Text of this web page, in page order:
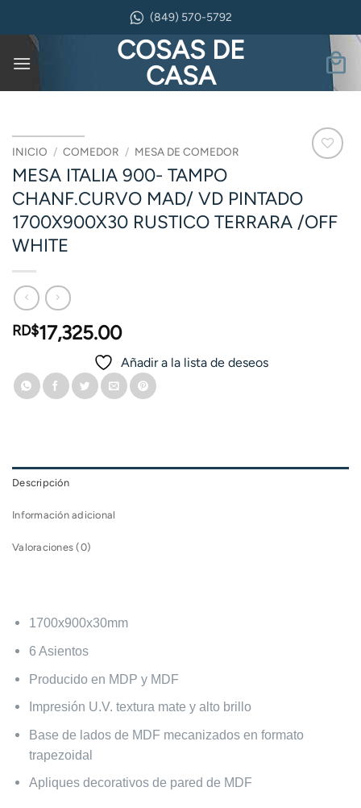
contenido
(849) 570-5792
COSAS DE
CASA
INICIO / COMEDOR / MESA DE COMEDOR
MESA ITALIA 900- TAMPO
CHANF.CURVO MAD/ VD PINTADO
1700X900X30 RUSTICO TERRARA /OFF
WHITE
RD$17,325.00
Añadir a la lista de deseos
Descripción
Información adicional
Valoraciones (0)
1700x900x30mm
6 Asientos
Producido en MDP y MDF
Impresión U.V. textura mate y alto brillo
Base de lados de MDF mecanizados en formato
trapezoidal
Apliques decorativos de pared de MDF